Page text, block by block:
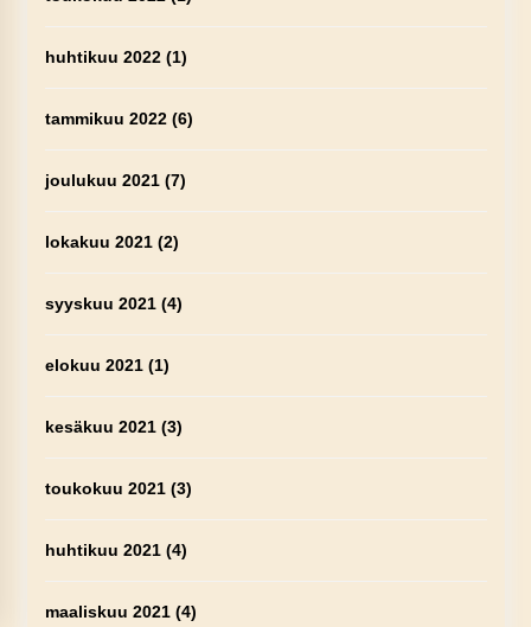
huhtikuu 2022(1)
tammikuu 2022(6)
joulukuu 2021(7)
lokakuu 2021(2)
syyskuu 2021(4)
elokuu 2021(1)
kesäkuu 2021(3)
toukokuu 2021(3)
huhtikuu 2021(4)
maaliskuu 2021(4)